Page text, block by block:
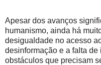
Apesar dos avanços
humanismo, ainda há
desigualdade no acesso
desinformação e a falta
obstáculos que precisam